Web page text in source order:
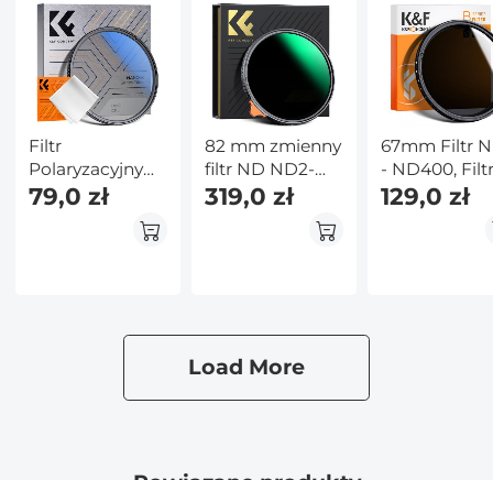
Filtr
Polaryzacyjny
67mm
Ultracienka
Seria Nano K
79,0 zł
82 mm zmienny
filtr ND ND2-
ND400 (9
stopni) Filtr
seria Nano-X
319,0 zł
67mm Filtr
- ND400,
ND Zmienny
Neutralna
129,0 zł
Load More